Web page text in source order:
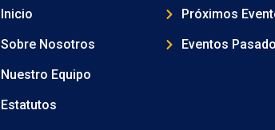
Inicio
Sobre Nosotros
Nuestro Equipo
Estatutos
Próximos
Eventos